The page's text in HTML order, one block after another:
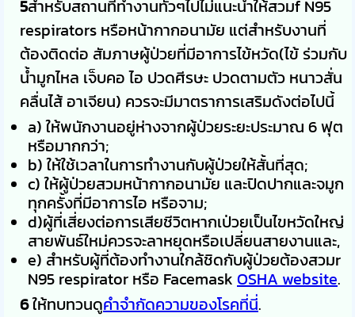
5สำหรับสถานที่ทำงานทั่วๆไปไม่แนะนำให้สวมf N95
respirators หรือหน้ากากอนามัย แต่สำหรับงานที่
ต้องติดต่อ สัมภาษผู้ป่วยที่มีอาการไข้หวัด(ไข้ ร่วมกับ
น้ำมูกไหล เจ็บคอ ไอ ปวดศีรษะ ปวดตามตัว หนาวสั่น
คลื่นไส้ อาเจียน) ควรจะมีมาตราการเสริมดังต่อไปนี้
a) ให้พนักงานอยู่ห่างจากผู้ป่วยระยะประมาณ 6 ฟุต
หรือมากกว่า;
b) ให้ใช้เวลาในการทำงานกับผู้ป่วยให้สั้นที่สุด;
c) ให้ผู้ป่วยสวมหน้ากากอนามัย และปิดปากและจมูก
ทุกครั้งที่มีอาการไอ หรือจาม;
d)ผู้ที่เสี่ยงต่อการเสียชีวิตหากเป่วยเป็นไขหวัดใหญ่
สายพันธ์ใหม่ควรจะลาหยุดหรือเปลี่ยนสายงานและ,
e) สำหรับผู้ที่ต้องทำงานใกล้ชิดกับผู้ป่วยต้องสวมr
N95 respirator หรือ Facemask OSHA website.
6ให้ทบทวนดูคำจำกัดความของโรคที่นี่.